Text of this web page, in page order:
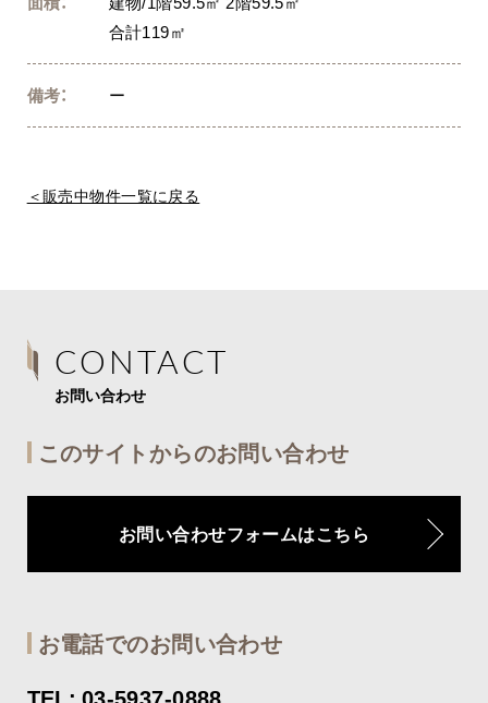
合計119㎡
備考： ー
＜販売中物件一覧に戻る
CONTACT
お問い合わせ
このサイトからのお問い合わせ
お問い合わせフォームはこちら
お電話でのお問い合わせ